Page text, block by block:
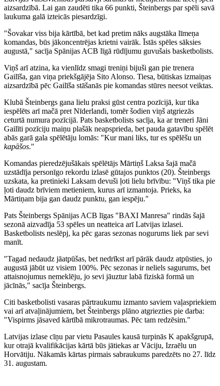
aizsardzībā. Lai gan zaudēti tika 66 punkti, Šteinbergs par spēli savā
laukuma galā izteicās piesardzīgi.
"Šovakar viss bija kārtībā, bet kad pretim nāks augstāka līmeņa
komandas, būs jākoncentrējas krietni vairāk. Īstās spēles sāksies
augustā," sacīja Spānijas ACB līgā rūdījumu guvušais basketbolists.
Viņš arī atzina, ka vienlīdz smagi treniņi bijuši gan pie trenera
Gailīša, gan viņa priekšgājēja Sito Alonso. Tiesa, būtiskas izmaiņas
aizsardzībā pēc Gailīša stāšanās pie komandas stūres neesot veiktas.
Klubā Šteinbergs gana lielu praksi gūst centra pozīcijā, kur tika
iespēlēts arī mačā pret Nīderlandi, tomēr šodien viņš atgriezās
ceturtā numura pozīcijā. Pats basketbolists sacīja, ka ar treneri Jāni
Gailīti pozīciju maiņu plašāk neapsprieda, bet pauda gatavību spēlēt
abās garā gala spēlētāju lomās: "Kur mani liks, tur es spēlēšu un
kapāšos."
Komandas pieredzējušākais spēlētājs Mārtiņš Laksa šajā mačā
uzstādīja personīgo rekordu izlasē gūtajos punktos (20). Šteinbergs
uzskata, ka pretinieki Laksam devuši ļoti lielu brīvību: "Viņš tika pie
ļoti daudz brīviem metieniem, kurus arī izmantoja. Prieks, ka
Mārtiņam bija gan daudz punktu, gan iespēju."
Pats Šteinbergs Spānijas ACB līgas "BAXI Manresa" rindās šajā
sezonā aizvadīja 53 spēles un neatteica arī Latvijas izlasei.
Basketbolists neslēpj, ka pēc garas sezonas nogurums liek par sevi
manīt.
"Tagad nedaudz jāatpūšas, bet nedrīkst arī pārāk daudz atpūsties, jo
augustā jābūt uz visiem 100%. Pēc sezonas ir neliels sagurums, bet
attaisnojumus nemeklēju, jo sevi jāuztur labā fiziskā formā un
jācīnās," sacīja Šteinbergs.
Citi basketbolisti vasaras pārtraukumu izmanto saviem vaļaspriekiem
vai arī atvaļinājumiem, bet Šteinbergs plāno atgriezties pie darba:
"Vispirms jāsaved kārtībā mikrotraumas. Pēc tam redzēsim."
Latvijas izlase cīņu par vietu Pasaules kausā turpinās K apakšgrupā,
kur otrajā kvalifikācijas kārtā būs jātiekas ar Vāciju, Izraēlu un
Horvātiju. Nākamās kārtas pirmais sabraukums paredzēts no 27. līdz
31. augustam.